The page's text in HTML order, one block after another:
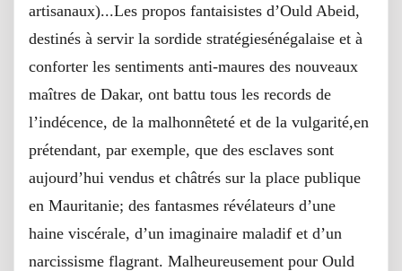
artisanaux)...Les propos fantaisistes d’Ould Abeid,
destinés à servir la sordide stratégiesénégalaise et à
conforter les sentiments anti-maures des nouveaux
maîtres de Dakar, ont battu tous les records de
l’indécence, de la malhonnêteté et de la vulgarité,en
prétendant, par exemple, que des esclaves sont
aujourd’hui vendus et châtrés sur la place publique
en Mauritanie; des fantasmes révélateurs d’une
haine viscérale, d’un imaginaire maladif et d’un
narcissisme flagrant. Malheureusement pour Ould